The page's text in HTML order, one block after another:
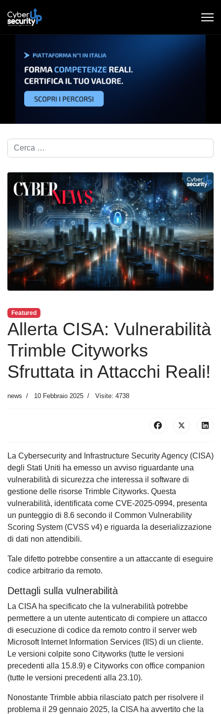
Cerca nel blog...
Featured
Allerta CISA: Vulnerabilità
Trimble Cityworks
Sfruttata in Attacchi Reali!
news 10 Febbraio 2025 Visite: 4738
La Cybersecurity and Infrastructure Security Agency (CISA)
degli Stati Uniti ha emesso un avviso riguardante una
vulnerabilità di sicurezza che interessa il software di
gestione delle risorse Trimble Cityworks. Questa
vulnerabilità, identificata come CVE-2025-0994, presenta
un punteggio di 8.6 secondo il Common Vulnerability
Scoring System (CVSS v4) e riguarda la deserializzazione
di dati non attendibili.
Tale difetto potrebbe consentire a un attaccante di eseguire
codice arbitrario da remoto.
Dettagli sulla vulnerabilità
La CISA ha specificato che la vulnerabilità potrebbe
permettere a un utente autenticato di compiere un attacco
di esecuzione di codice da remoto contro il server web
Microsoft Internet Information Services (IIS) di un cliente.
Le versioni colpite sono Cityworks (tutte le versioni
precedenti alla 15.8.9) e Cityworks con office companion
(tutte le versioni precedenti alla 23.10).
Nonostante Trimble abbia rilasciato patch per risolvere il
problema il 29 gennaio 2025, la CISA ha avvertito che la